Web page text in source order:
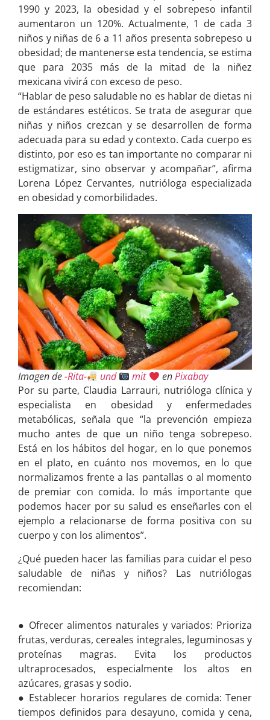
1990 y 2023, la obesidad y el sobrepeso infantil
aumentaron un 120%. Actualmente, 1 de cada 3
niños y niñas de 6 a 11 años presenta sobrepeso u
obesidad; de mantenerse esta tendencia, se estima
que para 2035 más de la mitad de la niñez
mexicana vivirá con exceso de peso.
“Hablar de peso saludable no es hablar de dietas ni
de estándares estéticos. Se trata de asegurar que
niñas y niños crezcan y se desarrollen de forma
adecuada para su edad y contexto. Cada cuerpo es
distinto, por eso es tan importante no comparar ni
estigmatizar, sino observar y acompañar”, afirma
Lorena López Cervantes, nutrióloga especializada
en obesidad y comorbilidades.
Imagen de-Rita- und mit enPixabay
Por su parte, Claudia Larrauri, nutrióloga clínica y
especialista en obesidad y enfermedades
metabólicas, señala que “la prevención empieza
mucho antes de que un niño tenga sobrepeso.
Está en los hábitos del hogar, en lo que ponemos
en el plato, en cuánto nos movemos, en lo que
normalizamos frente a las pantallas o al momento
de premiar con comida. lo más importante que
podemos hacer por su salud es enseñarles con el
ejemplo a relacionarse de forma positiva con su
cuerpo y con los alimentos”.
¿Qué pueden hacer las familias para cuidar el peso
saludable de niñas y niños? Las nutriólogas
recomiendan:
● Ofrecer alimentos naturales y variados: Prioriza
frutas, verduras, cereales integrales, leguminosas y
proteínas magras. Evita los productos
ultraprocesados, especialmente los altos en
azúcares, grasas y sodio.
● Establecer horarios regulares de comida: Tener
tiempos definidos para desayuno, comida y cena,